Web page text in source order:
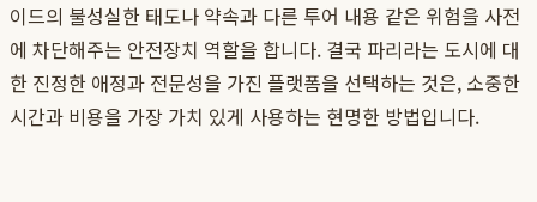
이드의 불성실한 태도나 약속과 다른 투어 내용 같은 위험을 사전
에 차단해주는 안전장치 역할을 합니다. 결국 파리라는 도시에 대
한 진정한 애정과 전문성을 가진 플랫폼을 선택하는 것은, 소중한
시간과 비용을 가장 가치 있게 사용하는 현명한 방법입니다.